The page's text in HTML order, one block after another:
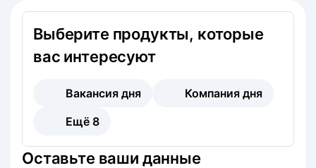
Выберите продукты, которые
вас интересуют
Вакансия дня
Компания дня
Ещё 8
Оставьте ваши данные